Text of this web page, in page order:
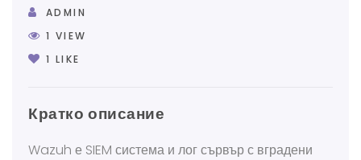
ADMIN
1 VIEW
1 LIKE
Кратко описание
Wazuh е SIEM система и лог сървър с вградени